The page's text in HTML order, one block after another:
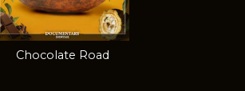
Chocolate Road